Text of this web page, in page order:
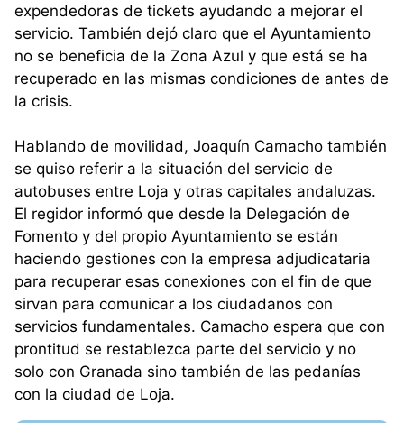
expendedoras de tickets ayudando a mejorar el
servicio. También dejó claro que el Ayuntamiento
no se beneficia de la Zona Azul y que está se ha
recuperado en las mismas condiciones de antes de
la crisis.
Hablando de movilidad, Joaquín Camacho también
se quiso referir a la situación del servicio de
autobuses entre Loja y otras capitales andaluzas.
El regidor informó que desde la Delegación de
Fomento y del propio Ayuntamiento se están
haciendo gestiones con la empresa adjudicataria
para recuperar esas conexiones con el fin de que
sirvan para comunicar a los ciudadanos con
servicios fundamentales. Camacho espera que con
prontitud se restablezca parte del servicio y no
solo con Granada sino también de las pedanías
con la ciudad de Loja.